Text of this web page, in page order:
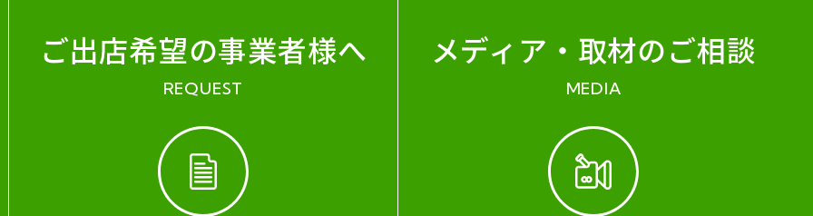
ご出店希望の事業者様へ
REQUEST
メディア・ 取材のご相談
MEDIA